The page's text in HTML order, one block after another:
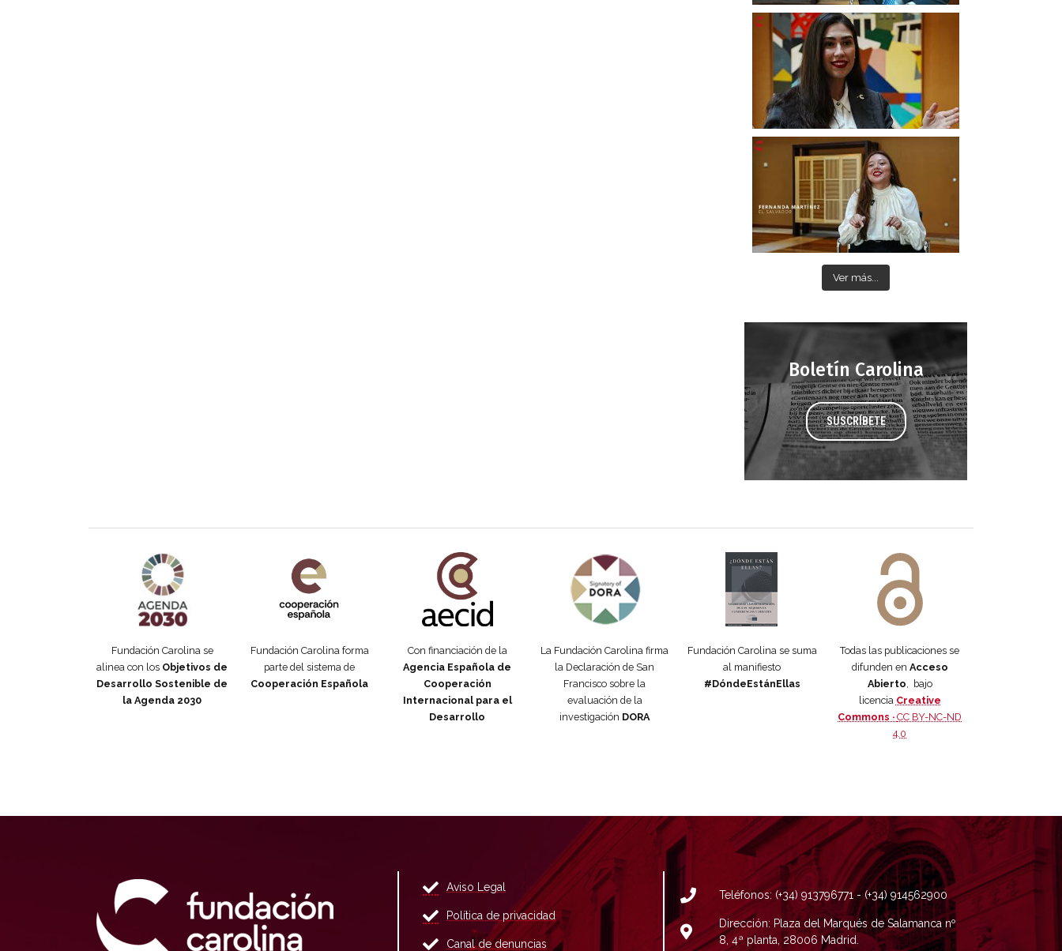
Ver más...
Boletín Carolina
SUSCRÍBETE
Fundación Carolina se
alinea con los Objetivos de
Desarrollo Sostenible de
la Agenda 2030
Fundación Carolina forma
parte del sistema de
Cooperación Española
Con financiación de la
Agencia Española de
Cooperación
Internacional para el
Desarrollo
La Fundación Carolina firma
la Declaración de San
Francisco sobre la
evaluación de la
investigación DORA
Fundación Carolina se suma
al manifiesto
#DóndeEstánEllas
Todas las publicaciones se
difunden en Acceso
Abierto , bajo
licencia Creative
Commons ·CC BY-NC-ND
4.0
Aviso Legal
Política de privacidad
Canal de denuncias
Teléfonos: (+34) 913796771 - (+34) 914562900
Dirección: Plaza del Marqués de Salamanca nº
8, 4ª planta, 28006 Madrid.